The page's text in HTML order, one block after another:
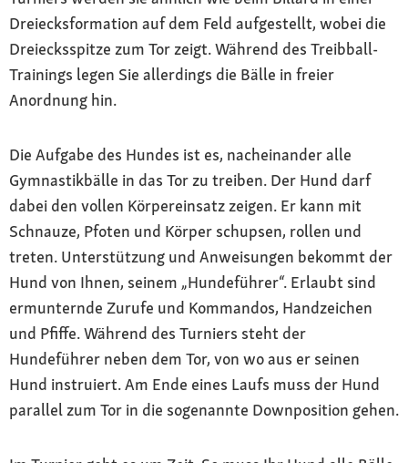
Dreiecksformation auf dem Feld aufgestellt, wobei die
Dreiecksspitze zum Tor zeigt. Während des Treibball-
Trainings legen Sie allerdings die Bälle in freier
Anordnung hin.
Die Aufgabe des Hundes ist es, nacheinander alle
Gymnastikbälle in das Tor zu treiben. Der Hund darf
dabei den vollen Körpereinsatz zeigen. Er kann mit
Schnauze, Pfoten und Körper schupsen, rollen und
treten. Unterstützung und Anweisungen bekommt der
Hund von Ihnen, seinem „Hundeführer“. Erlaubt sind
ermunternde Zurufe und Kommandos, Handzeichen
und Pfiffe. Während des Turniers steht der
Hundeführer neben dem Tor, von wo aus er seinen
Hund instruiert. Am Ende eines Laufs muss der Hund
parallel zum Tor in die sogenannte Downposition gehen.